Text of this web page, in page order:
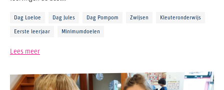
Dag Loeloe Dag Jules Dag Pompom Zwijsen Kleuteronderwijs
Eerste leerjaar Minimumdoelen
Lees meer